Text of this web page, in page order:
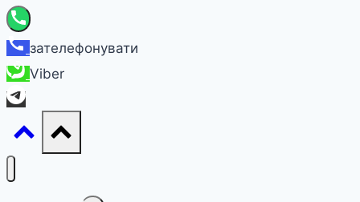
зателефонувати
Viber